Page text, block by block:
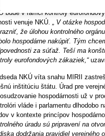
bude v rámci kontroly
venuje NKÚ. „ V otázke
že úlohou kontrolného
hospodárne nakúpiť. Tým
za súťaž. Teší ma
eurofondových zákaziek,“
NKÚ víta snahu MIRII
inštitúciu štátu. Úrad pre
hospodárnosti už v
vláde i parlamentu
v kontexte princípov
úradu sú pripravení na
dodržania pravidiel verejného